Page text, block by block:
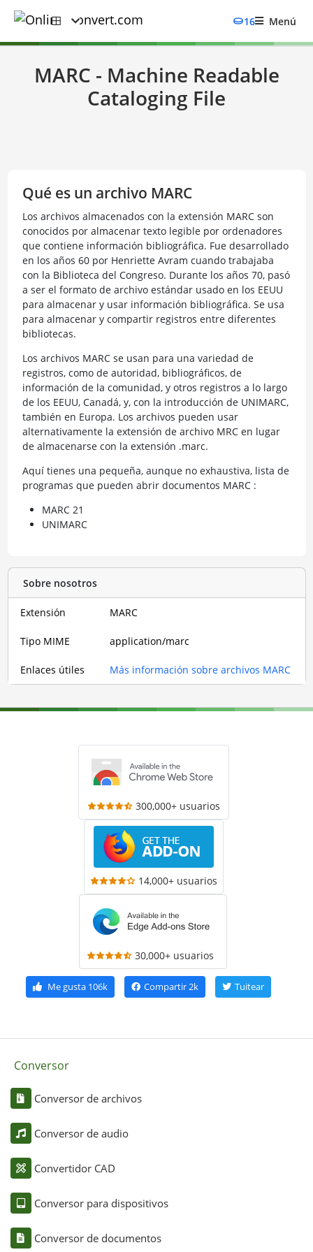
16 Menú
MARC - Machine Readable
Cataloging File
Qué es un archivo MARC
Los archivos almacenados con la extensión MARC son
conocidos por almacenar texto legible por ordenadores
que contiene información bibliográfica. Fue desarrollado
en los años 60 por Henriette Avram cuando trabajaba
con la Biblioteca del Congreso. Durante los años 70, pasó
a ser el formato de archivo estándar usado en los EEUU
para almacenar y usar información bibliográfica. Se usa
para almacenar y compartir registros entre diferentes
bibliotecas.
Los archivos MARC se usan para una variedad de
registros, como de autoridad, bibliográficos, de
información de la comunidad, y otros registros a lo largo
de los EEUU, Canadá, y, con la introducción de UNIMARC,
también en Europa. Los archivos pueden usar
alternativamente la extensión de archivo MRC en lugar
de almacenarse con la extensión .marc.
Aquí tienes una pequeña, aunque no exhaustiva, lista de
programas que pueden abrir documentos MARC :
MARC 21
UNIMARC
Sobre nosotros
Extensión MARC
Tipo MIME application/marc
Enlaces útiles Más información sobre archivos MARC
300,000+ usuarios
14,000+ usuarios
30,000+ usuarios
Me gusta106k Compartir2k Tuitear
Conversor
Conversor de archivos
Conversor de audio
Convertidor CAD
Conversor para dispositivos
Conversor de documentos